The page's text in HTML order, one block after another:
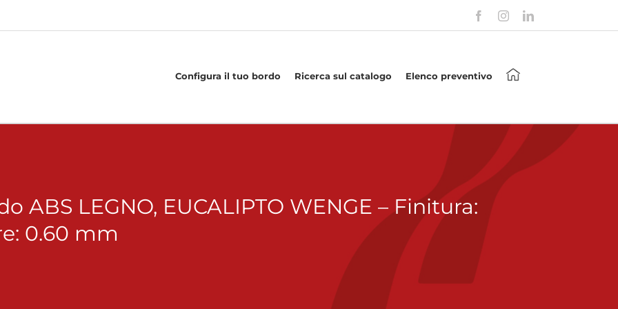
FacebookInstagramLinkedIn
Configura il tuo bordo Ricerca sul catalogo Elenco preventivo
ABS LEGNO, EUCALIPTO WENGE – Finitura:
0.60 mm